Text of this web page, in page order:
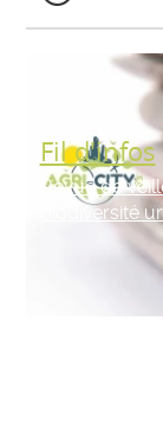
Revue de
biodiversité
Fil d'infos